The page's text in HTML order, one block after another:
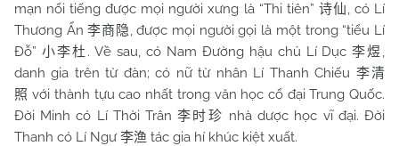
mạn nổi tiếng được mọi người xưng là “Thi tiên” 诗仙, có Lí
Thương Ẩn李商隐, được mọi người gọi là một trong “tiểu Lí
Đỗ” 小李杜 . Về sau, có Nam Đường hậu chủ Lí Dục李煜 ,
danh gia trên từ đàn; có nữ từ nhân Lí Thanh Chiếu 李清
照với thành tựu cao nhất trong văn học cổ đại Trung Quốc.
Đời Minh có Lí Thời Trân李时珍 nhà dược học vĩ đại. Đời
Thanh có Lí Ngư李渔 tác gia hí khúc kiệt xuất.